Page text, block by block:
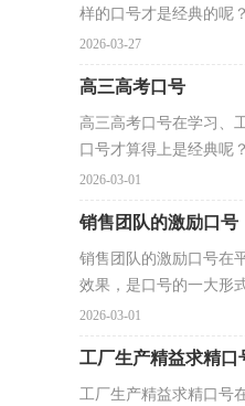
样的口号才是经典的呢
2026-03-27
高三高考口号
高三高考口号在学习、
口号才算得上是经典呢
2026-03-01
销售团队的激励口号
销售团队的激励口号在
效果，是口号的一大形
2026-03-01
工厂生产精益求精口
工厂生产精益求精口号